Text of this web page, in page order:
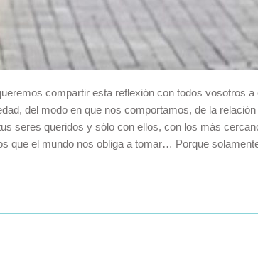
compartir esta reflexión con todos vosotros
del modo en que nos comportamos, de la
seres queridos y sólo con ellos, con los más
que el mundo nos obliga a tomar… Porque